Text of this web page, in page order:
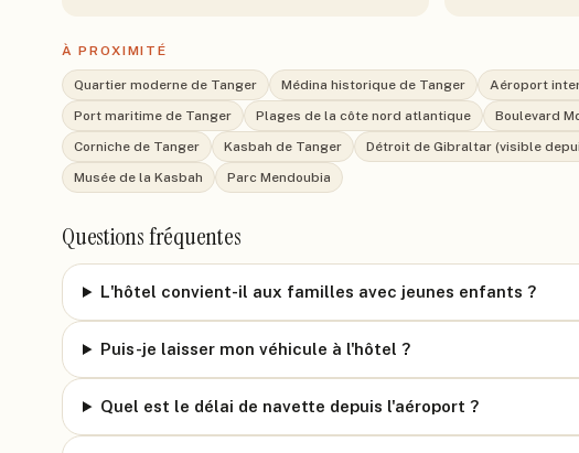
À PROXIMITÉ
Quartier moderne de Tanger Médina historique de Tanger
Aéroport
Port maritime de Tanger
Plages de la côte nord atlantique
Boulevard
Corniche de Tanger
Kasbah de Tanger
Détroit de Gibraltar (visible
Musée de la Kasbah
Parc Mendoubia
Questions fréquentes
L'hôtel convient-il aux familles avec jeunes enfants ?
Puis-je laisser mon véhicule à l'hôtel ?
Quel est le délai de navette depuis l'aéroport ?